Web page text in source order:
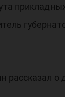
рассказал